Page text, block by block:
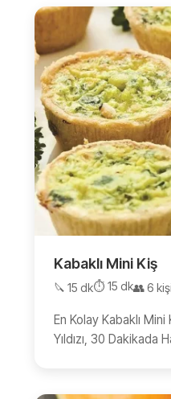
Kabaklı Mini Kiş
🔪 15 dk⏱️ 15 dk👥 6
En Kolay Kabaklı Mini
Yıldızı, 30 Dakikada